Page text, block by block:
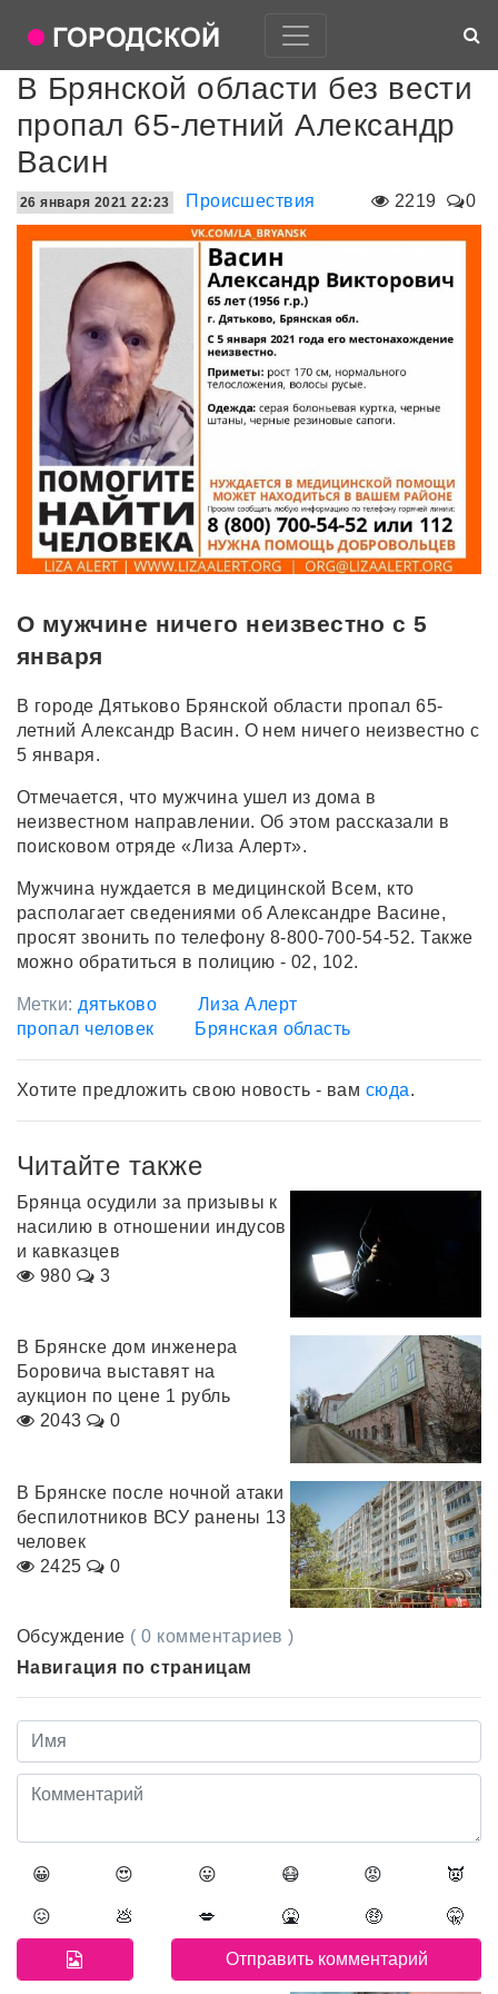
В Брянской области без вести
пропал 65-летний Александр
Васин
2219 0
26 января 2021 22:23 Происшествия
О мужчине ничего неизвестно с 5
января
В городе Дятьково Брянской области пропал 65-
летний Александр Васин. О нем ничего неизвестно с
5 января.
Отмечается, что мужчина ушел из дома в
неизвестном направлении. Об этом рассказали в
поисковом отряде «Лиза Алерт».
Мужчина нуждается в медицинской Всем, кто
располагает сведениями об Александре Васине,
просят звонить по телефону 8-800-700-54-52. Также
можно обратиться в полицию - 02, 102.
Метки: дятьково
Лиза Алерт
пропал человек
Брянская область
Хотите предложить свою новость - вам сюда.
Читайте также
Брянца осудили за призывы к
насилию в отношении индусов
и кавказцев
980
3
В Брянске дом инженера
Боровича выставят на
аукцион по цене 1 рубль
2043
0
В Брянске после ночной атаки
беспилотников ВСУ ранены 13
человек
2425
0
Обсуждение ( 0 комментариев )
Навигация по страницам
😀 😍 😛 😷 😡 👿
😖 💩 💋 🤮 🤑 🤫